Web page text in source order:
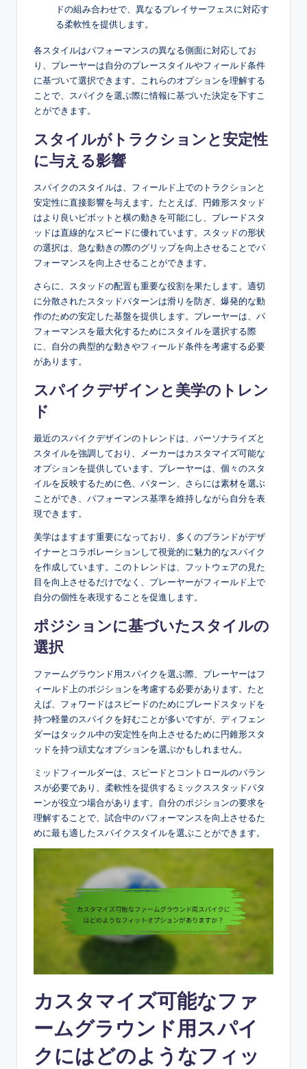
ドの組み合わせで、異なるプレイサーフェスに対応す
る柔軟性を提供します。
各スタイルはパフォーマンスの異なる側面に対応してお
り、プレーヤーは自分のプレースタイルやフィールド条件
に基づいて選択できます。これらのオプションを理解する
ことで、スパイクを選ぶ際に情報に基づいた決定を下すこ
とができます。
スタイルがトラクションと安定性
に与える影響
スパイクのスタイルは、フィールド上でのトラクションと
安定性に直接影響を与えます。たとえば、円錐形スタッド
はより良いピボットと横の動きを可能にし、ブレードスタ
ッドは直線的なスピードに優れています。スタッドの形状
の選択は、急な動きの際のグリップを向上させることでパ
フォーマンスを向上させることができます。
さらに、スタッドの配置も重要な役割を果たします。適切
に分散されたスタッドパターンは滑りを防ぎ、爆発的な動
作のための安定した基盤を提供します。プレーヤーは、パ
フォーマンスを最大化するためにスタイルを選択する際
に、自分の典型的な動きやフィールド条件を考慮する必要
があります。
スパイクデザインと美学のトレン
ド
最近のスパイクデザインのトレンドは、パーソナライズと
スタイルを強調しており、メーカーはカスタマイズ可能な
オプションを提供しています。プレーヤーは、個々のスタ
イルを反映するために色、パターン、さらには素材を選ぶ
ことができ、パフォーマンス基準を維持しながら自分を表
現できます。
美学はますます重要になっており、多くのブランドがデザ
イナーとコラボレーションして視覚的に魅力的なスパイク
を作成しています。このトレンドは、フットウェアの見た
目を向上させるだけでなく、プレーヤーがフィールド上で
自分の個性を表現することを促進します。
ポジションに基づいたスタイルの
選択
ファームグラウンド用スパイクを選ぶ際、プレーヤーはフ
ィールド上のポジションを考慮する必要があります。たと
えば、フォワードはスピードのためにブレードスタッドを
持つ軽量のスパイクを好むことが多いですが、ディフェン
ダーはタックル中の安定性を向上させるために円錐形スタ
ッドを持つ頑丈なオプションを選ぶかもしれません。
ミッドフィールダーは、スピードとコントロールのバラン
スが必要であり、柔軟性を提供するミックススタッドパタ
ーンが役立つ場合があります。自分のポジションの要求を
理解することで、試合中のパフォーマンスを向上させるた
めに最も適したスパイクスタイルを選ぶことができます。
カスタマイズ可能なファ
ームグラウンド用スパイ
クにはどのようなフィッ